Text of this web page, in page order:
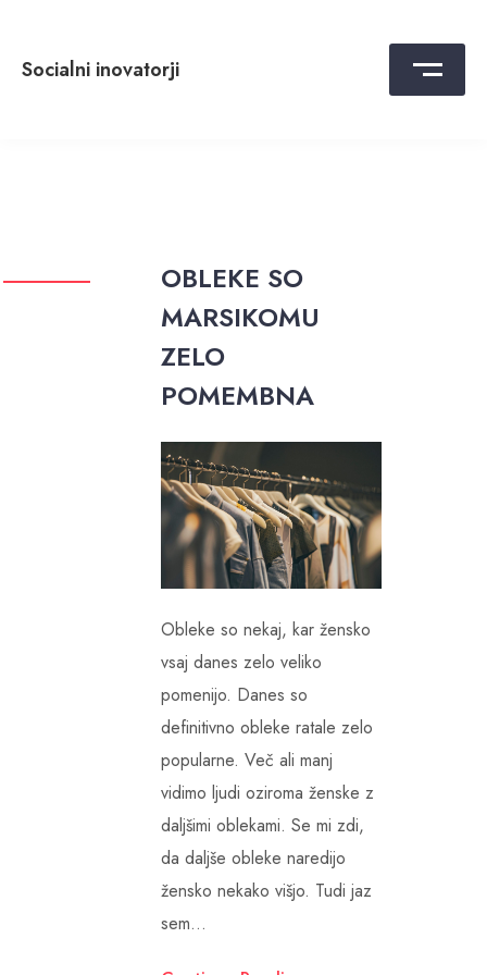
content
Socialni inovatorji
OBLEKE SO
MARSIKOMU
ZELO
POMEMBNA
Obleke so nekaj, kar žensko
vsaj danes zelo veliko
pomenijo. Danes so
definitivno obleke ratale zelo
popularne. Več ali manj
vidimo ljudi oziroma ženske z
daljšimi oblekami. Se mi zdi,
da daljše obleke naredijo
žensko nekako višjo. Tudi jaz
sem…